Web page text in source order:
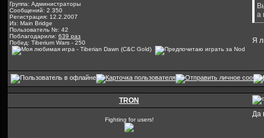
Группа: Администраторы
Сообщений: 2 350
Регистрация: 12.2.2007
Из: Main Bridge
Пользователь №: 42
Поблагодарили: 639 раз
Побед: Tiberium Wars - 250
а
Я
TRON
Fighting for users!
Да